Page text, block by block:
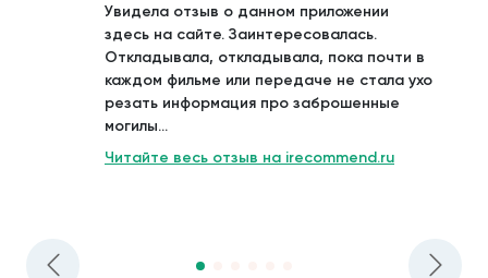
Увидела отзыв о данном приложении
здесь на сайте. Заинтересовалась.
Откладывала, откладывала, пока почти в
каждом фильме или передаче не стала ухо
резать информация про заброшенные
могилы...
Читайте весь отзыв на irecommend.ru